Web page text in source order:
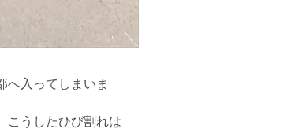
へ入ってしまいま
こうしたひび割れは